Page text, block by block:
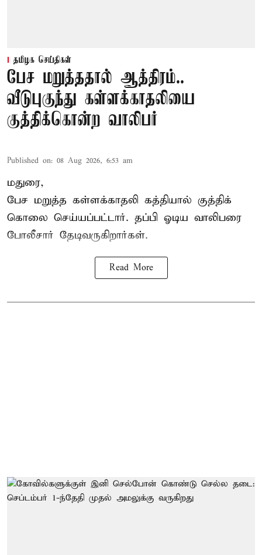
தமிழக செய்திகள்
பேச மறுத்ததால் ஆத்திரம்..
வீடுபுகுந்து கள்ளக்காதலியை
குத்திக்கொன்ற வாலிபர்
Published on: 08 Aug 2026, 6:53 am
மதுரை,
பேச மறுத்த கள்ளக்காதலி கத்தியால் குத்திக்
கொலை செய்யப்பட்டார். தப்பி ஓடிய வாலிபரை
போலீசார் தேடிவருகிறார்கள்.
Read More